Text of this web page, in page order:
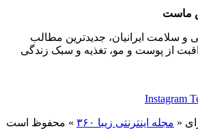
ماست
و سلامت ایرانیان، جدیدترین مطالب
از پوست و مو، تغذیه و سبک زندگی
Instagram
« مجله اینترنتی زیبا ۳۶۰ » محفوظ است